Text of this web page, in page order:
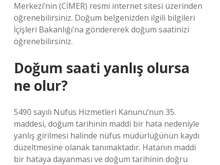
Merkezi’nin (CİMER) resmi internet sitesi üzerinden
öğrenebilirsiniz. Doğum belgenizden ilgili bilgileri
İçişleri Bakanlığı’na göndererek doğum saatinizi
öğrenebilirsiniz.
Doğum saati yanlış olursa
ne olur?
5490 sayılı Nüfus Hizmetleri Kanunu’nun 35.
maddesi, doğum tarihinin maddi bir hata nedeniyle
yanlış girilmesi halinde nüfus müdürlüğünün kaydı
düzeltmesine olanak tanımaktadır. Hatanın maddi
bir hataya dayanması ve doğum tarihinin doğru